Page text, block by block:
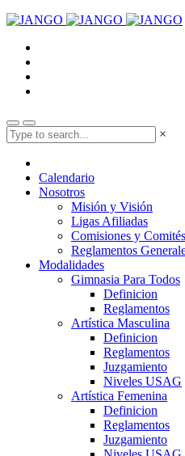
×
Calendario
Nosotros
Misión y Visión
Ligas Afiliadas
Comisiones y Comités
Reglamentos
Modalidades
Gimnasia Para Todos
Definicion
Reglamentos
Artística Masculina
Definicion
Reglamentos
Juzgamiento
Niveles USAG
Artística Femenina
Definicion
Reglamentos
Juzgamiento